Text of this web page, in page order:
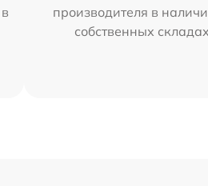
производителя в
собственных